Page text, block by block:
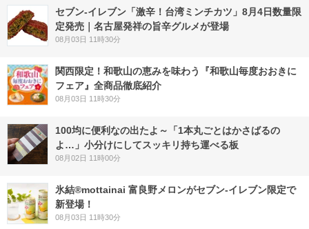
セブン-イレブン「激辛！台湾ミンチカツ」8月4日数量限
定発売｜名古屋発祥の旨辛グルメが登場
08月03日 11時30分
関西限定！和歌山の恵みを味わう『和歌山毎度おおきに
フェア』全商品徹底紹介
08月03日 11時30分
100均に便利なの出たよ～「1本丸ごとはかさばるの
よ…」小分けにしてスッキリ持ち運べる板
08月02日 11時00分
氷結®mottainai 富良野メロンがセブン‐イレブン限定で
新登場！
08月03日 11時30分